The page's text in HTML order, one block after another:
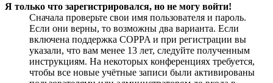
Я только что зарегистрировался, но не могу войти!
Сначала проверьте свои имя пользователя и пароль.
Если они верны, то возможны два варианта. Если
включена поддержка COPPA и при регистрации вы
указали, что вам менее 13 лет, следуйте полученным
инструкциям. На некоторых конференциях требуется,
чтобы все новые учётные записи были активированы